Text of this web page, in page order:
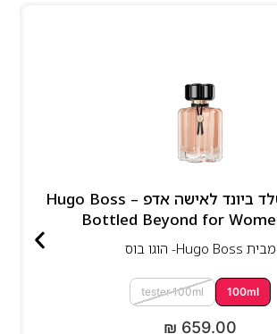
הוגו בוס בוטלד ביונד לאישה אדפ – Hugo Boss
מבית Hugo Boss- הוגו בוס
100ml
tester 100ml
₪ 659.00